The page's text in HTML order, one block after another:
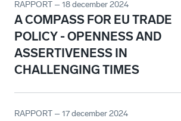
RAPPORT – 18 december 2024
A COMPASS FOR EU TRADE
POLICY - OPENNESS AND
ASSERTIVENESS IN
CHALLENGING TIMES
RAPPORT – 17 december 2024